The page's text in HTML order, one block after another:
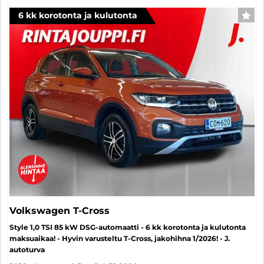
6 kk korotonta ja kulutonta
Volkswagen T-Cross
Style 1,0 TSI 85 kW DSG-automaatti - 6 kk korotonta ja kulutonta
maksuaikaa! - Hyvin varusteltu T-Cross, jakohihna 1/2026! - J.
autoturva